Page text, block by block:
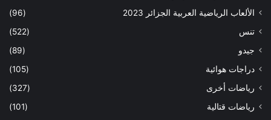
الألعاب الرياضية العربية الجزائر 2023
(96)
تنس
(522)
جيدو
(89)
دراجات هوائية
(105)
رياضات أخرى
(327)
رياضات قتالية
(101)